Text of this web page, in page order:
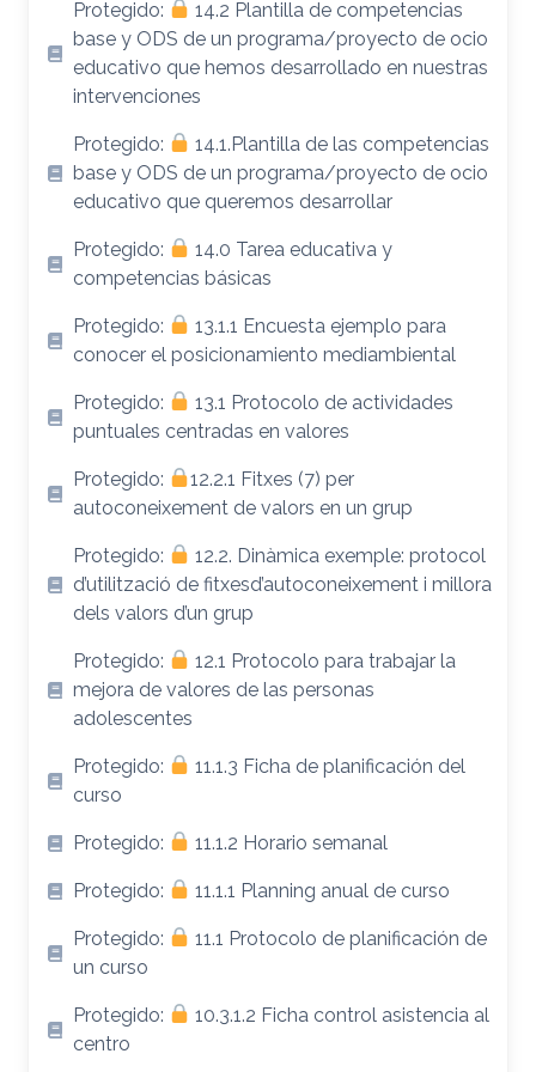
Protegido:
14.2 Plantilla de competencias
base y ODS de un programa/proyecto de ocio
educativo que hemos desarrollado en nuestras
intervenciones
Protegido:
14.1.Plantilla de las competencias
base y ODS de un programa/proyecto de ocio
educativo que queremos desarrollar
Protegido:
14.0 Tarea educativa y
competencias básicas
Protegido:
13.1.1 Encuesta ejemplo para
conocer el posicionamiento mediambiental
Protegido:
13.1 Protocolo de actividades
puntuales centradas en valores
Protegido:
12.2.1 Fitxes (7) per
autoconeixement de valors en un grup
Protegido:
12.2. Dinàmica exemple: protocol
d’utilització de fitxesd’autoconeixement i millora
dels valors d’un grup
Protegido:
12.1 Protocolo para trabajar la
mejora de valores de las personas
adolescentes
Protegido:
11.1.3 Ficha de planificación del
curso
Protegido: 11.1.2 Horario semanal
Protegido: 11.1.1 Planning anual de curso
Protegido:
11.1 Protocolo de planificación de
un curso
Protegido:
10.3.1.2 Ficha control asistencia al
centro